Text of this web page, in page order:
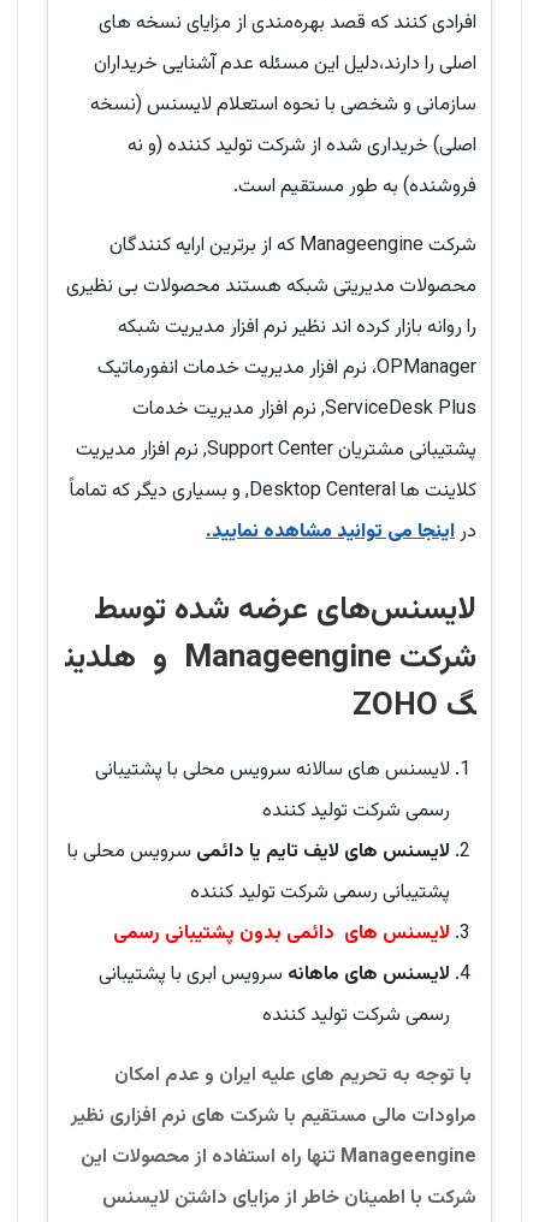
افرادی کنند که قصد بهره‌مندی از مزایای نسخه های
اصلی را دارند،دلیل این مسئله عدم آشنایی خریداران
سازمانی و شخصی با نحوه استعلام لایسنس (نسخه
اصلی) خریداری شده از شرکت تولید کننده (و نه
فروشنده) به طور مستقیم است.
شرکت Manageengine که از برترین ارایه کنندگان
محصولات مدیریتی شبکه هستند محصولات بی نظیری
را روانه بازار کرده اند نظیر نرم افزار مدیریت شبکه
OPManager، نرم افزار مدیریت خدمات انفورماتیک
ServiceDesk Plus, نرم افزار مدیریت خدمات
پشتیبانی مشتریان Support Center, نرم افزار مدیریت
کلاینت ها Desktop Centeral, و بسیاری دیگر که تماماً
دراینجا می توانید مشاهده نمایید.
لایسنس‌های عرضه شده توسط
شرکت Manageengine و هلدین
گ ZOHO
لایسنس های سالانه سرویس محلی با پشتیبانی
رسمی شرکت تولید کننده
لایسنس های لایف تایم یا دائمی سرویس محلی با
پشتیبانی رسمی شرکت تولید کننده
لایسنس های دائمی بدون پشتیبانی رسمی
لایسنس های ماهانه سرویس ابری با پشتیبانی
رسمی شرکت تولید کننده
با توجه به تحریم های علیه ایران و عدم امکان
مراودات مالی مستقیم با شرکت های نرم افزاری نظیر
Manageengine تنها راه استفاده از محصولات این
شرکت با اطمینان خاطر از مزایای داشتن لایسنس